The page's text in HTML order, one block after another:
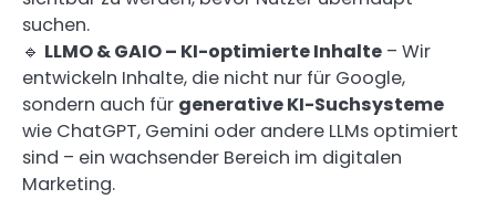
suchen.
🔹 LLMO & GAIO – KI-optimierte Inhalte – Wir
entwickeln Inhalte, die nicht nur für Google,
sondern auch für generative KI-Suchsysteme
wie ChatGPT, Gemini oder andere LLMs optimiert
sind – ein wachsender Bereich im digitalen
Marketing.